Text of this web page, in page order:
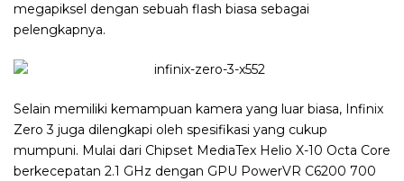
megapiksel dengan sebuah flash biasa sebagai
pelengkapnya.
Selain memiliki kemampuan kamera yang luar biasa, Infinix
Zero 3 juga dilengkapi oleh spesifikasi yang cukup
mumpuni. Mulai dari Chipset MediaTex Helio X-10 Octa Core
berkecepatan 2.1 GHz dengan GPU PowerVR C6200 700